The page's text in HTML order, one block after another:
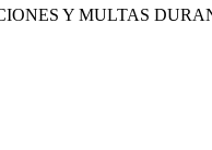
Y MULTAS